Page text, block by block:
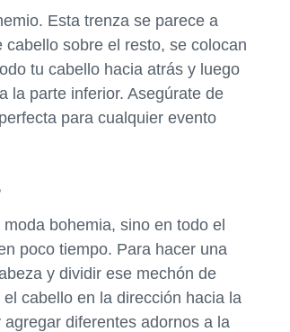
Esta trenza se parece a
sobre el resto, se colocan
tu cabello hacia atrás y luego
la parte inferior. Asegúrate de
para cualquier evento
bohemia, sino en todo el
poco tiempo. Para hacer una
y dividir ese mechón de
cabello en la dirección hacia la
diferentes adornos a la